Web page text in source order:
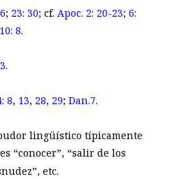
; 23: 30; cf. Apoc. 2: 20-23; 6:
8.
.
8, 13, 28, 29; Dan.7.
lingüístico típicamente
“conocer”, “salir de los
etc.